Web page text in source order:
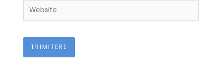
Website